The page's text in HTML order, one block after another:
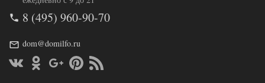
Артикул
Длина
Наполнитель
Полиэфирное
8 (495) 960-90-70
dom@domilfo.ru